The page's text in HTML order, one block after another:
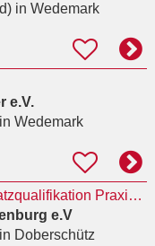
in Wedemark
e.V.
Wedemark
Notfallsanitäter mit Zusatzqualifikation Praxisanleiter (m/w/d)
e.V
Doberschütz